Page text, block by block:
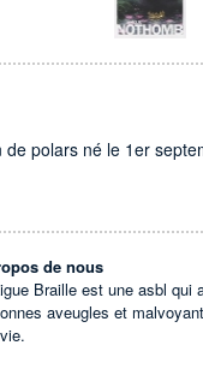
polars né le 1er
de nous
Braille est une asbl qui
aveugles et